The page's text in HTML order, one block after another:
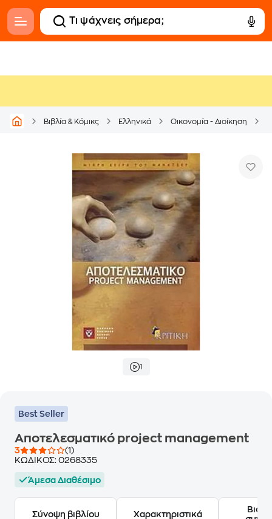
Βιβλία & Κόμικς Ελληνικά Οικονομία - Διοίκηση
1
Best Seller
Αποτελεσματικό project management
3
(1)
ΚΩΔΙΚΟΣ: 0268335
Άμεσα Διαθέσιμο
Σύνοψη βιβλίου Χαρακτηριστικά